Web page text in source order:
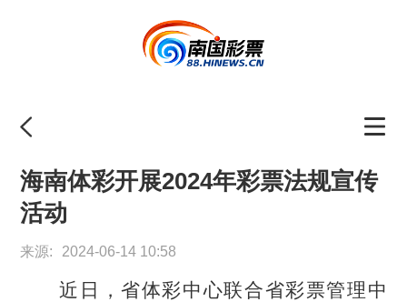
海南体彩开展2024年彩票法规宣传
活动
来源: 2024-06-14 10:58
近日 ，省体彩中心联合省彩票管理中